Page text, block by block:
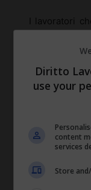
I lavoratori
In primo
poter
Questo
garantite.
Inoltre,
allocazione
Diritto
use your
content
services
Store